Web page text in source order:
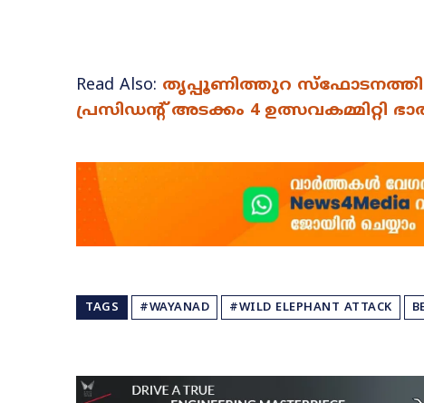
Read Also: തൃപ്പൂണിത്തുറ
പ്രസിഡന്റ് അടക്കം 4 ഉത്സവകമ്മിറ്റി
TAGS #WAYANAD #WILD ELEPHANT ATTACK